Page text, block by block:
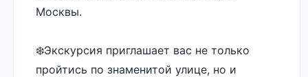
Москвы.
❄️Экскурсия приглашает вас не только
пройтись по знаменитой улице, но и